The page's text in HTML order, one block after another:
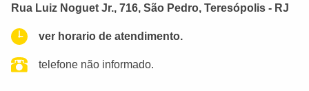
Rua Luiz Noguet Jr., 716, São Pedro, Teresópolis - RJ
ver horario de atendimento.
telefone não informado.